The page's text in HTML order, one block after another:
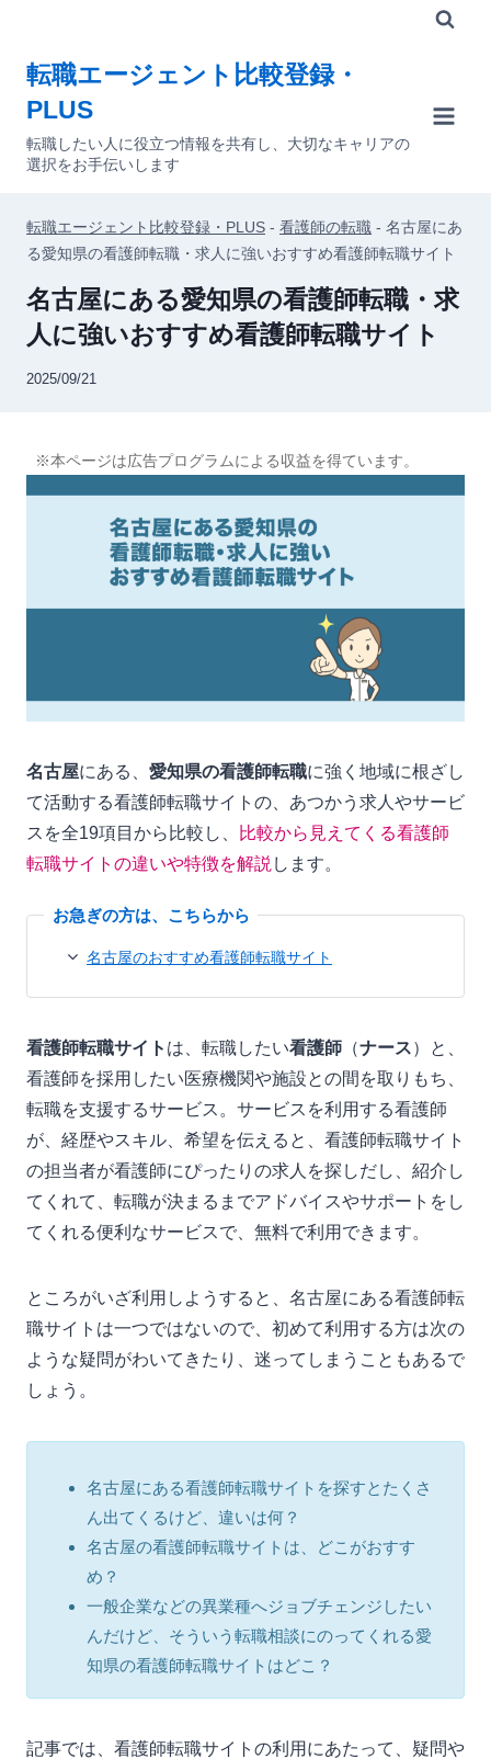
転職エージェント比較登録・
PLUS
転職したい人に役立つ情報を共有し、大切なキャリアの
選択をお手伝いします
転職エージェント比較登録・PLUS - 看護師の転職 - 名古屋にあ
る愛知県の看護師転職・求人に強いおすすめ看護師転職サイト
名古屋にある愛知県の看護師転職・求
人に強いおすすめ看護師転職サイト
2025/09/21
※本ページは広告プログラムによる収益を得ています。
名古屋にある、 愛知県の看護師転職に強く地域に根ざし
て活動する看護師転職サイトの、あつかう求人やサービ
スを全19項目から比較し、
比較から見えてくる看護師
転職サイトの違いや特徴を解説 します。
名古屋のおすすめ看護師転職サイト
看護師転職サイト は、転職したい看護師 （ナース）と、
看護師を採用したい医療機関や施設との間を取りもち、
転職を支援するサービス。サービスを利用する看護師
が、経歴やスキル、希望を伝えると、看護師転職サイト
の担当者が看護師にぴったりの求人を探しだし、紹介し
てくれて、転職が決まるまでアドバイスやサポートをし
てくれる便利なサービスで、無料で利用できます。
ところがいざ利用しようすると、名古屋にある看護師転
職サイトは一つではないので、初めて利用する方は次の
ような疑問がわいてきたり、迷ってしまうこともあるで
しょう。
名古屋にある看護師転職サイトを探すとたくさ
ん出てくるけど、違いは何？
名古屋の看護師転職サイトは、どこがおすす
め？
一般企業などの異業種へジョブチェンジしたい
んだけど、そういう転職相談にのってくれる愛
知県の看護師転職サイトはどこ？
記事では、看護師転職サイトの利用にあたって、疑問や